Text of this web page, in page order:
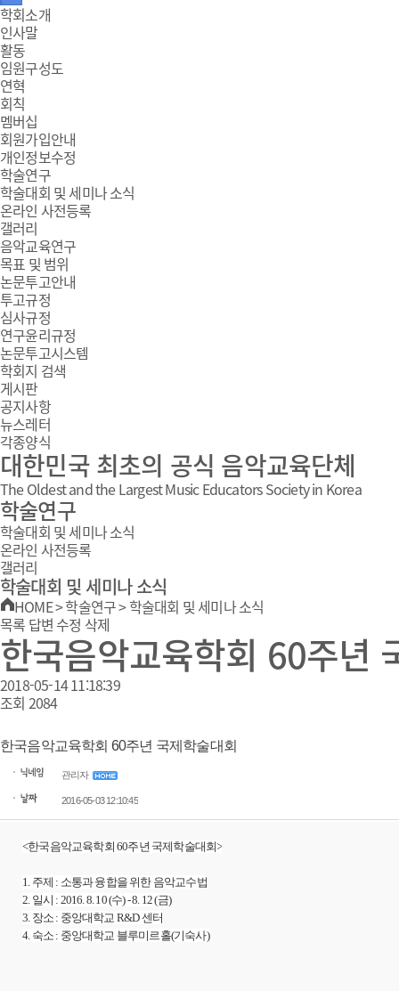
주
메
뉴
학회소개
인사말
활동
임원구성도
연혁
회칙
멤버십
회원가입안내
개인정보수정
학술연구
학술대회 및 세미나 소식
온라인 사전등록
갤러리
음악교육연구
목표 및 범위
논문투고안내
투고규정
심사규정
연구윤리규정
논문투고시스템
학회지 검색
게시판
공지사항
뉴스레터
각종양식
대한민국 최초의 공식 음악교육단체
The Oldest and the Largest Music Educators Society in Korea
학술연구
학술대회 및 세미나 소식
온라인 사전등록
갤러리
학술대회 및 세미나 소식
HOME>학술연구>학술대회 및 세미나 소식
목록 답변 수정 삭제
한국음악교육학회 60주년
2018-05-14 11:18:39
조회 2084
한국음악교육학회 60주년 국제학술대회
관리자
2016-05-03 12:10:45
<한국음악교육학회 60주년 국제학술대회>
1. 주제 : 소통과 융합을 위한 음악교수법
2. 일시 : 2016. 8. 10 (수) - 8. 12 (금)
3. 장소 : 중앙대학교 R&D 센터
4. 숙소 : 중앙대학교 블루미르홀(기숙사)